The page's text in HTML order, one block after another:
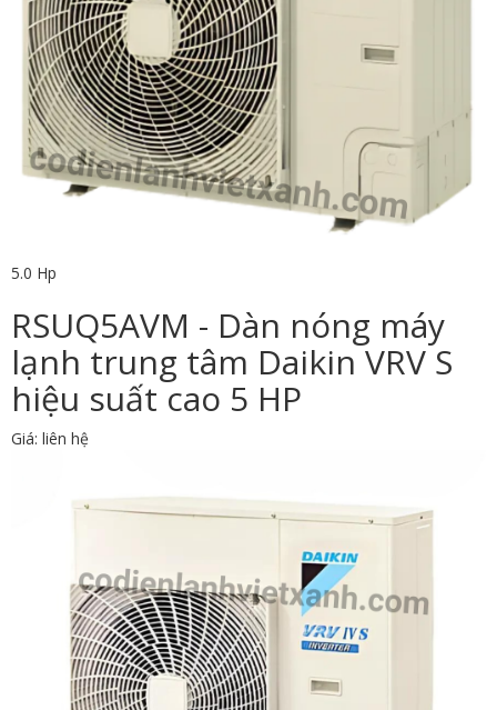
5.0 Hp
RSUQ5AVM - Dàn nóng máy
lạnh trung tâm Daikin VRV S
hiệu suất cao 5 HP
Giá: liên hệ